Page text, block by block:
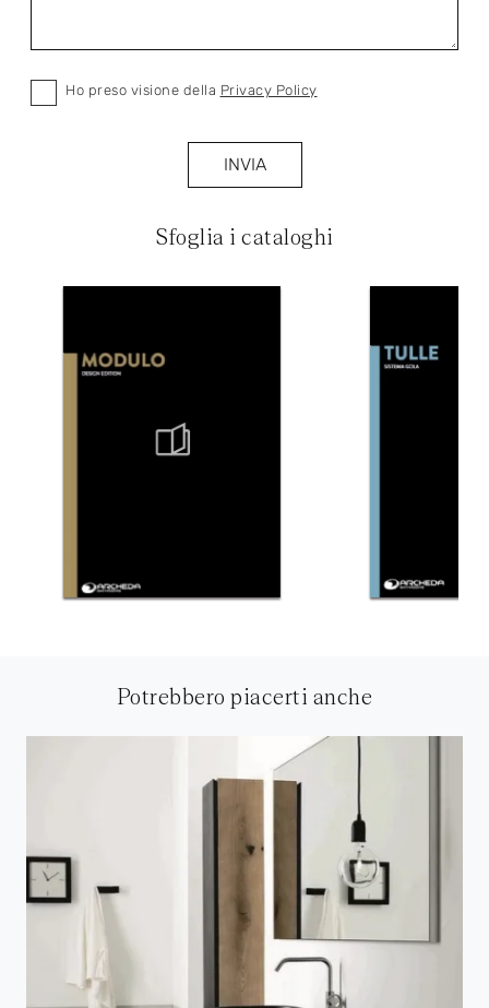
Sfoglia i cataloghi
Ho preso visione della Privacy Policy
INVIA
Potrebbero piacerti anche